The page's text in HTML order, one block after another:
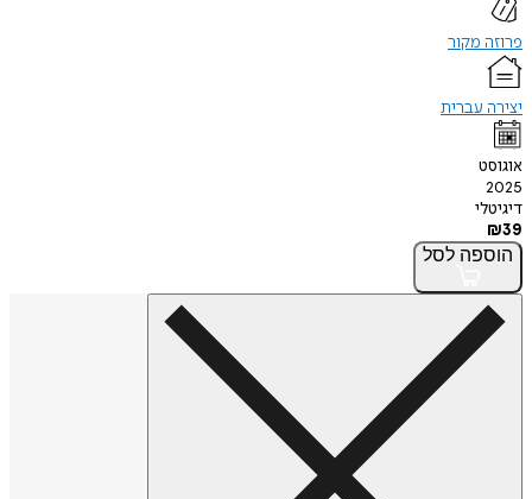
פרוזה מקור
יצירה עברית
אוגוסט
2025
דיגיטלי
₪39
הוספה לסל